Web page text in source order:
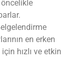
en erken
hızlı ve etkin